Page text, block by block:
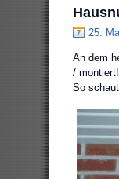
25.
An dem
/ montiert!
So